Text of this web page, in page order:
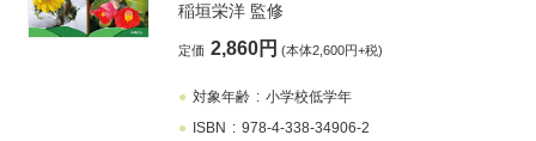
稲垣栄洋監修
定価 2,860円 (本体2,600円+税)
対象年齢
小学校低学年
ISBN
978-4-338-34906-2